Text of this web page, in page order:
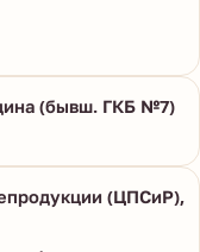
(бывш. ГКБ №7)
(ЦПСиР),